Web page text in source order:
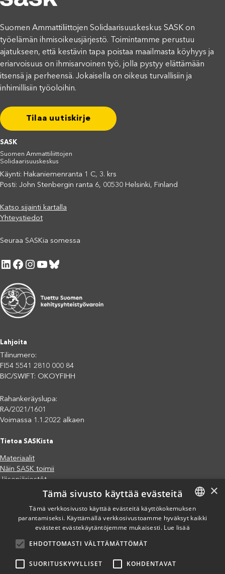
Suomen Ammattiliittojen Solidaarisuuskeskus SASK on
työelämän ihmisoikeusjärjestö. Toimintamme perustuu
ajatukseen, että kestävin tapa poistaa maailmasta köyhyys ja
eriarvoisuus on ihmisarvoinen työ, jolla pystyy elättämään
itsensä ja perheensä. Jokaisella on oikeus turvallisiin ja
inhimillisiin työoloihin.
Tilaa uutiskirje
SASK
Suomen Ammattiliittojen
Solidaarisuuskeskus
Käynti: Hakaniemenranta 1 C, 3. krs
Posti: John Stenbergin ranta 6, 00530 Helsinki, Finland
Katso sijainti kartalla
Yhteystiedot
Seuraa SASKia somessa
LinkedIn Facebook Instagram YouTube Bluesky
Lahjoita
Tilinumero:
FI54 5541 2810 000 84
BIC/SWIFT: OKOYFIHH
Rahankeräyslupa:
RA/2021/1601
Voimassa 1.1.2022 alkaen
Tietoa SASKista
Materiaalit
Näin SASK toimii
Jäsenjärjestöt
Saavutettavuusseloste
Tietosuojaseloste
Eettiset periaatteet (pdf)
Miten voit auttaa?
Lahjoita
Liity kannatusjäseneksi
FINNISH
×
Tämä sivusto käyttää evästeitä
Tämä verkkosivusto käyttää evästeitä käyttökokemuksen
parantamiseksi. Käyttämällä verkkosivustoamme hyväksyt kaikki
evästeet evästekäytäntöjemme mukaisesti. Lue lisää
EHDOTTOMASTI VÄLTTÄMÄTTÖMÄT
SUORITUSKYVYLLISET KOHDENTAVAT